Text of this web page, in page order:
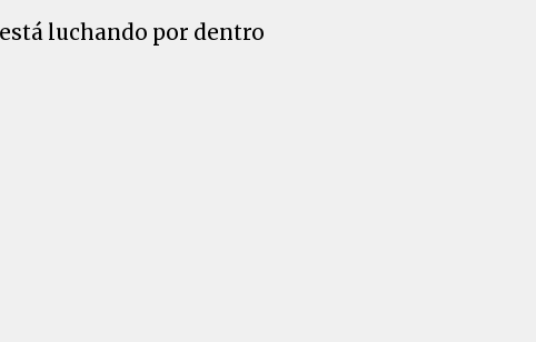
luchando por dentro